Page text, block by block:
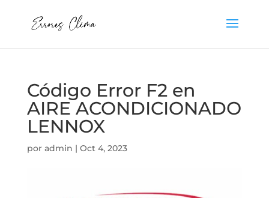
Código Error F2 en
AIRE ACONDICIONADO
LENNOX
por admin | Oct 4, 2023